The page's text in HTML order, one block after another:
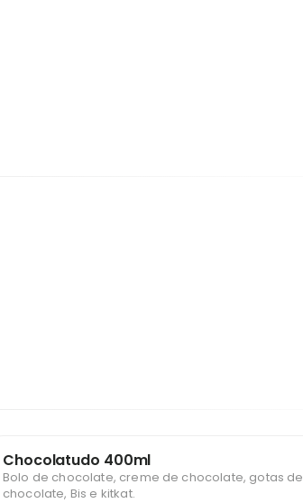
Chocolatudo 400ml
Bolo de chocolate, creme de chocolate, gotas de
chocolate, Bis e kitkat.